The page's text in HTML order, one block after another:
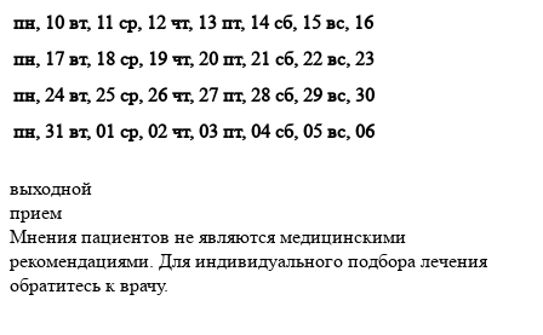
пн, 10 вт, 11 ср, 12 чт, 13 пт, 14 сб, 15 вс, 16
пн, 17 вт, 18 ср, 19 чт, 20 пт, 21 сб, 22 вс, 23
пн, 24 вт, 25 ср, 26 чт, 27 пт, 28 сб, 29 вс, 30
пн, 31 вт, 01 ср, 02 чт, 03 пт, 04 сб, 05 вс, 06
выходной
прием
Мнения пациентов не являются медицинскими
рекомендациями. Для индивидуального подбора лечения
обратитесь к врачу.